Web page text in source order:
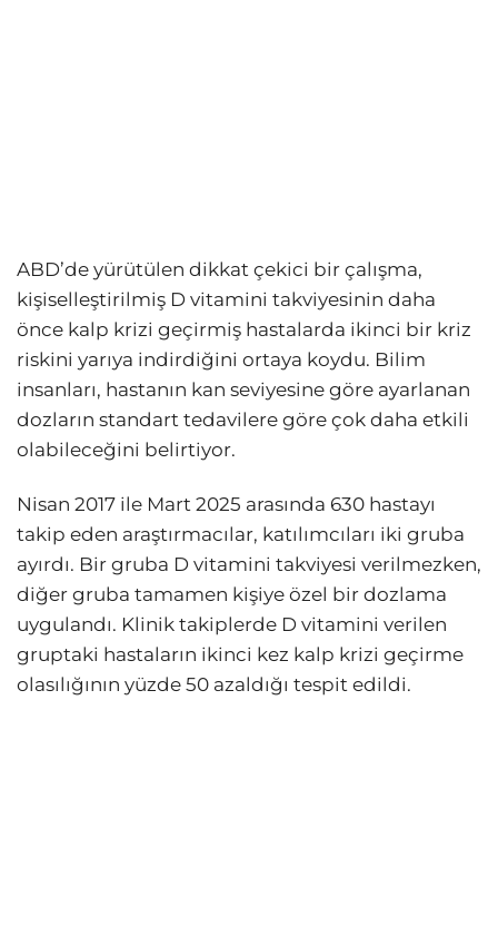
ABD’de yürütülen dikkat çekici bir çalışma,
kişiselleştirilmiş D vitamini takviyesinin daha
önce kalp krizi geçirmiş hastalarda ikinci bir kriz
riskini yarıya indirdiğini ortaya koydu. Bilim
insanları, hastanın kan seviyesine göre ayarlanan
dozların standart tedavilere göre çok daha etkili
olabileceğini belirtiyor.
Nisan 2017 ile Mart 2025 arasında 630 hastayı
takip eden araştırmacılar, katılımcıları iki gruba
ayırdı. Bir gruba D vitamini takviyesi verilmezken,
diğer gruba tamamen kişiye özel bir dozlama
uygulandı. Klinik takiplerde D vitamini verilen
gruptaki hastaların ikinci kez kalp krizi geçirme
olasılığının yüzde 50 azaldığı tespit edildi.